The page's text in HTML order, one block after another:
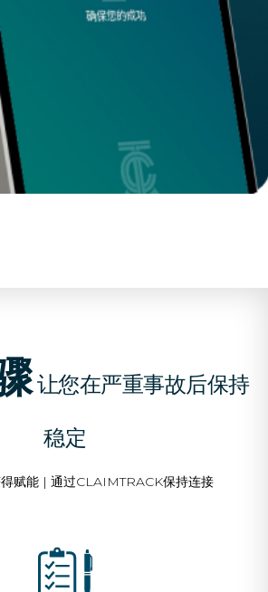
让您在严重事故后保持
稳定
赋能 | 通过CLAIMTRACK保持连接